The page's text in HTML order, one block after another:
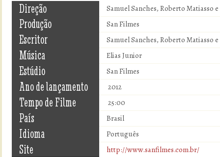
Direção Samuel Sanches, Roberto Matiasso
Produção San Filmes
Escritor Samuel Sanches, Roberto Matiasso
Música Elias Junior
Estúdio San Filmes
Ano de lançamento 2012
Tempo de Filme 25:00
País Brasil
Idioma Português
Site http://www.sanfilmes.com.br/